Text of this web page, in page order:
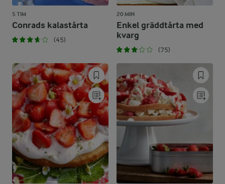
5 TIM
Conrads kalastårta
(45)
20 MIN
Enkel gräddtårta med
kvarg
(75)